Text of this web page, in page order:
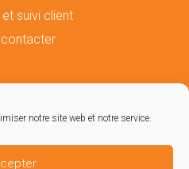
notre site web et notre service.
suivi client
– 09190 Lorp Sentaraille